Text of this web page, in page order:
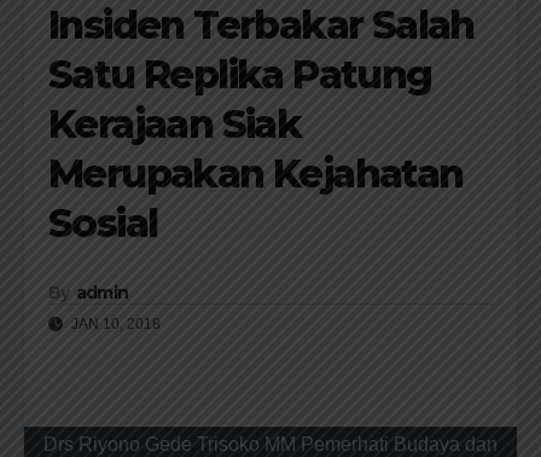
Insiden Terbakar Salah
Satu Replika Patung
Kerajaan Siak
Merupakan Kejahatan
Sosial
By admin
JAN 10, 2018
Drs Riyono Gede Trisoko MM Pemerhati Budaya dan